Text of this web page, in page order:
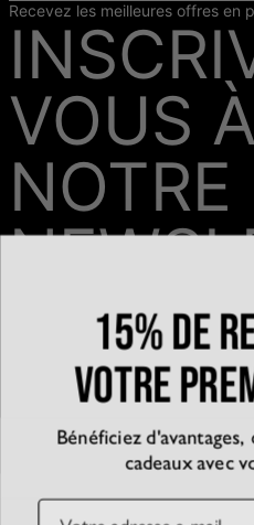
Recevez les meilleures offres en
VOUS À
NOTRE
QUI SOMMES-NOUS?
Blog
Partenariats
Témoignages
15% de
votre
Bénéficiez
cadeaux avec
Email